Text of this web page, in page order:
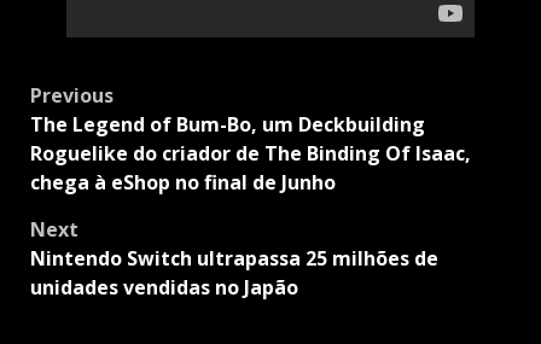
Post
navigation
Previous
The Legend of Bum-Bo, um Deckbuilding
Roguelike do criador de The Binding Of Isaac,
chega à eShop no final de Junho
Next
Nintendo Switch ultrapassa 25 milhões de
unidades vendidas no Japão